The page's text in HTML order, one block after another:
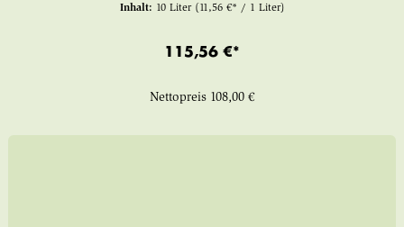
Inhalt: 10 Liter (11,56 €* / 1 Liter)
115,56 €*
Nettopreis 108,00 €